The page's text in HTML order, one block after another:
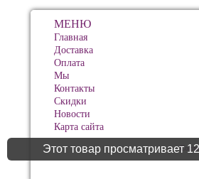
Этот товар просматривает
МЕНЮ
Главная
Доставка
Оплата
Мы
Контакты
Скидки
Новости
Карта сайта